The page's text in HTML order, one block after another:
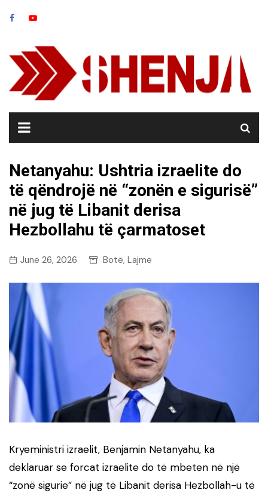
Netanyahu: Ushtria izraelite do
të qëndrojë në “zonën e sigurisë”
në jug të Libanit derisa
Hezbollahu të çarmatoset
June 26, 2026 Botë, Lajme
Kryeministri izraelit, Benjamin Netanyahu, ka
deklaruar se forcat izraelite do të mbeten në një
“zonë sigurie” në jug të Libanit derisa Hezbollah-u të